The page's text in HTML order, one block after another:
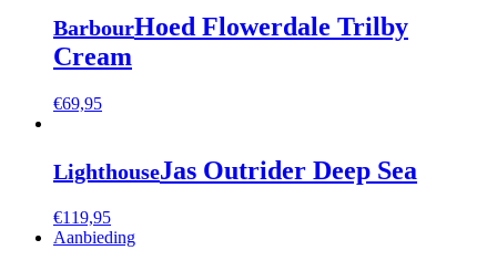
BarbourHoed Flowerdale Trilby
Cream
€69,95
LighthouseJas Outrider Deep Sea
€119,95
Aanbieding